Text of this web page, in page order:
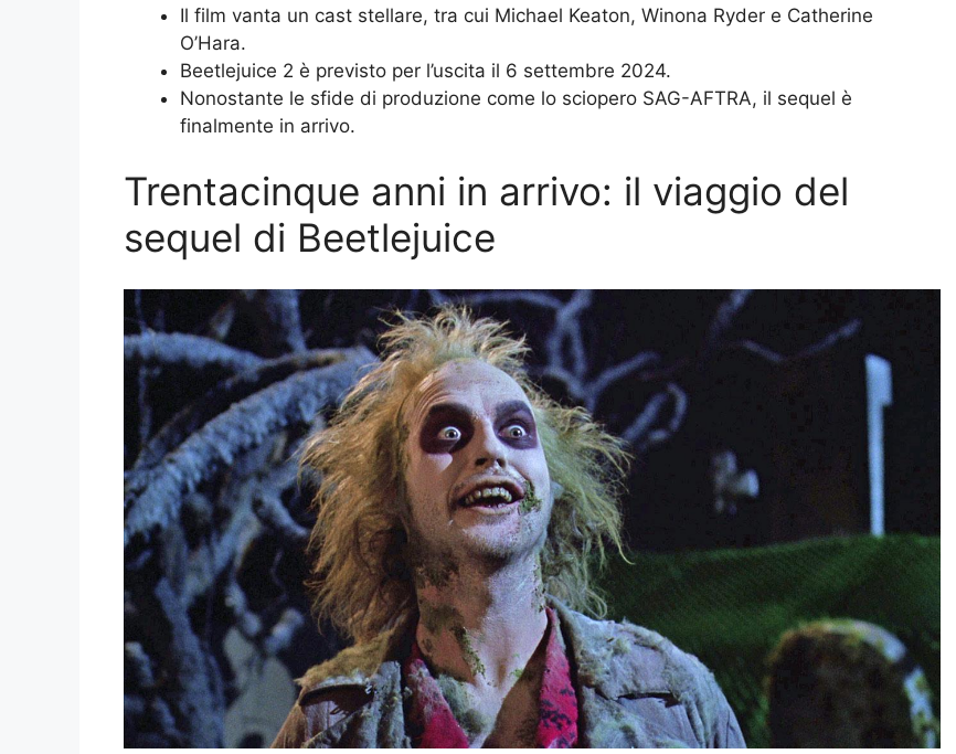
Il film vanta un cast stellare, tra cui Michael Keaton, Winona Ryder e Catherine
O’Hara.
Beetlejuice 2 è previsto per l’uscita il 6 settembre 2024.
Nonostante le sfide di produzione come lo sciopero SAG-AFTRA, il sequel è
finalmente in arrivo.
Trentacinque anni in arrivo: il viaggio del
sequel di Beetlejuice